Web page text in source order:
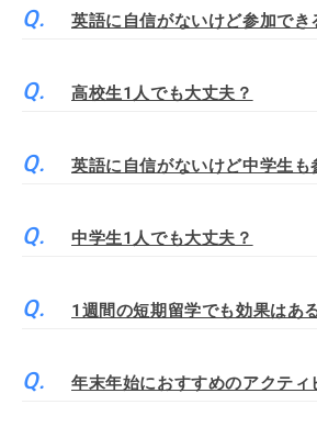
英語に自信がないけど参加でき
高校生1人でも大丈夫？
英語に自信がないけど中学生も
中学生1人でも大丈夫？
1週間の短期留学でも効果はあ
年末年始におすすめのアクティ